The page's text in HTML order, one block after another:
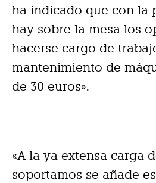
ha indicado que con la
hay sobre la mesa los
hacerse cargo de
mantenimiento de
de 30 euros».
«A la ya extensa carga
soportamos se añade